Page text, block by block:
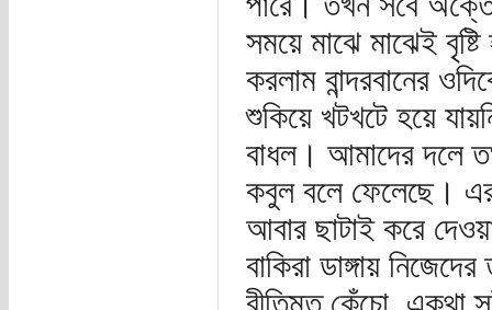
সময়ে মাঝে মাঝেই
করলাম বান্দরবানের
শুকিয়ে খটখটে হয়ে
বাধল। আমাদের দলে
কবুল বলে ফেলেছে।
আবার ছাটাই করে
বাকিরা ডাঙ্গায়